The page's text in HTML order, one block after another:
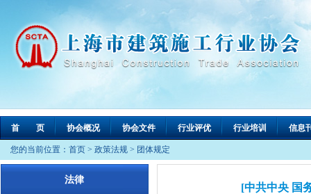
首 页 协会概况 协会文件 行业评优 行业培训 信息
您的当前位置： 首页 > 政策法规 > 团体规定
法律
[中共中央 国